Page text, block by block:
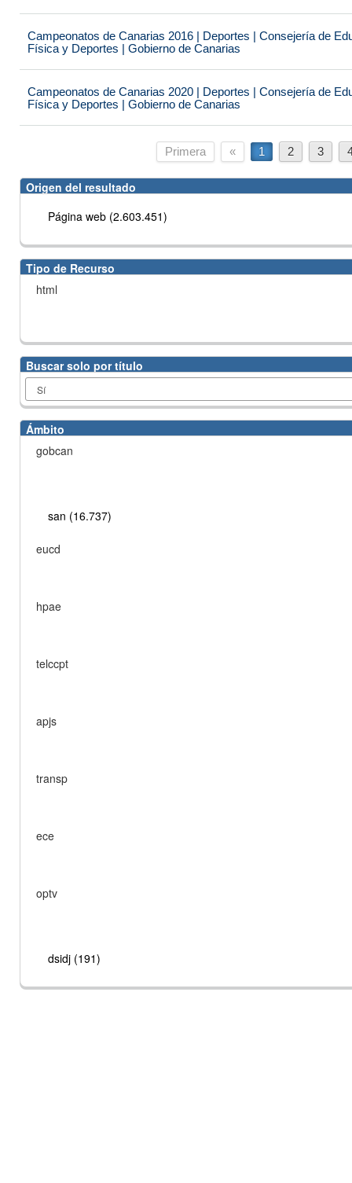
Campeonatos de Canarias 2016 | Deportes | Consejería de
Física y Deportes | Gobierno de Canarias
Campeonatos de Canarias 2020 | Deportes | Consejería de
Física y Deportes | Gobierno de Canarias
Primera « 1 2 3
Origen del resultado
Página web (2.603.451)
Tipo de Recurso
html
Buscar solo por título
Ámbito
gobcan
san (16.737)
eucd
hpae
telccpt
apjs
transp
ece
optv
dsidj (191)